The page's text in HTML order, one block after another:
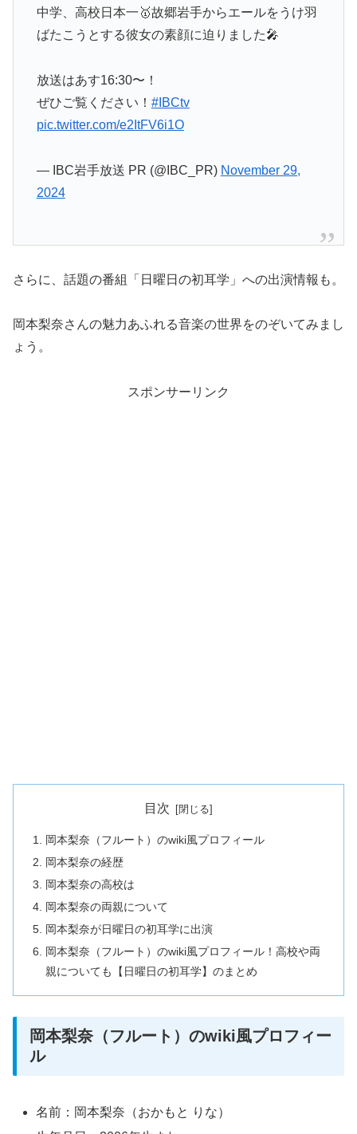
中学、高校日本一🥇故郷岩手からエールをうけ羽
ばたこうとする彼女の素顔に迫りました🎤
放送はあす16:30〜！
ぜひご覧ください！ #IBCtv
pic.twitter.com/e2ItFV6i1O
— IBC岩手放送 PR (@IBC_PR) November 29,
2024
さらに、話題の番組「日曜日の初耳学」への出演情報も。
岡本梨奈さんの魅力あふれる音楽の世界をのぞいてみまし
ょう。
スポンサーリンク
目次
岡本梨奈（フルート）のwiki風プロフィール
岡本梨奈の経歴
岡本梨奈の高校は
岡本梨奈の両親について
岡本梨奈が日曜日の初耳学に出演
岡本梨奈（フルート）のwiki風プロフィール！高校や両
親についても【日曜日の初耳学】のまとめ
岡本梨奈（フルート）のwiki風プロフィー
ル
名前：岡本梨奈（おかもと りな）